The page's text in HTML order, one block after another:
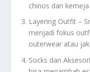
chinos dan
Layering Outfit –
menjadi fokus
outerwear atau
Socks dan